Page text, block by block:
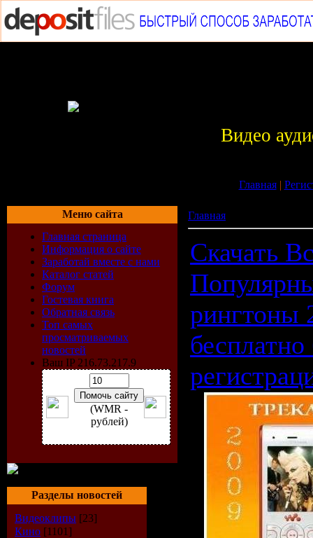
Видео
Главная|
Меню сайта
Главная страница
Информация о сайте
Заработай вместе с нами
Каталог статей
Форум
Гостевая книга
Обратная связь
Топ самых
просматриваемых
новостей
Ваш IP 216.73.217.9
(WMR -
рублей)
Разделы новостей
Видеоклипы [23]
Кино [1101]
Главная
Скачать
рингтоны
бесплатно